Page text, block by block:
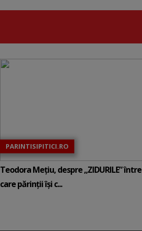
PARINTISIPITICI.RO
Teodora Mețiu, despre „ZIDURILE” între
care părinții își c...